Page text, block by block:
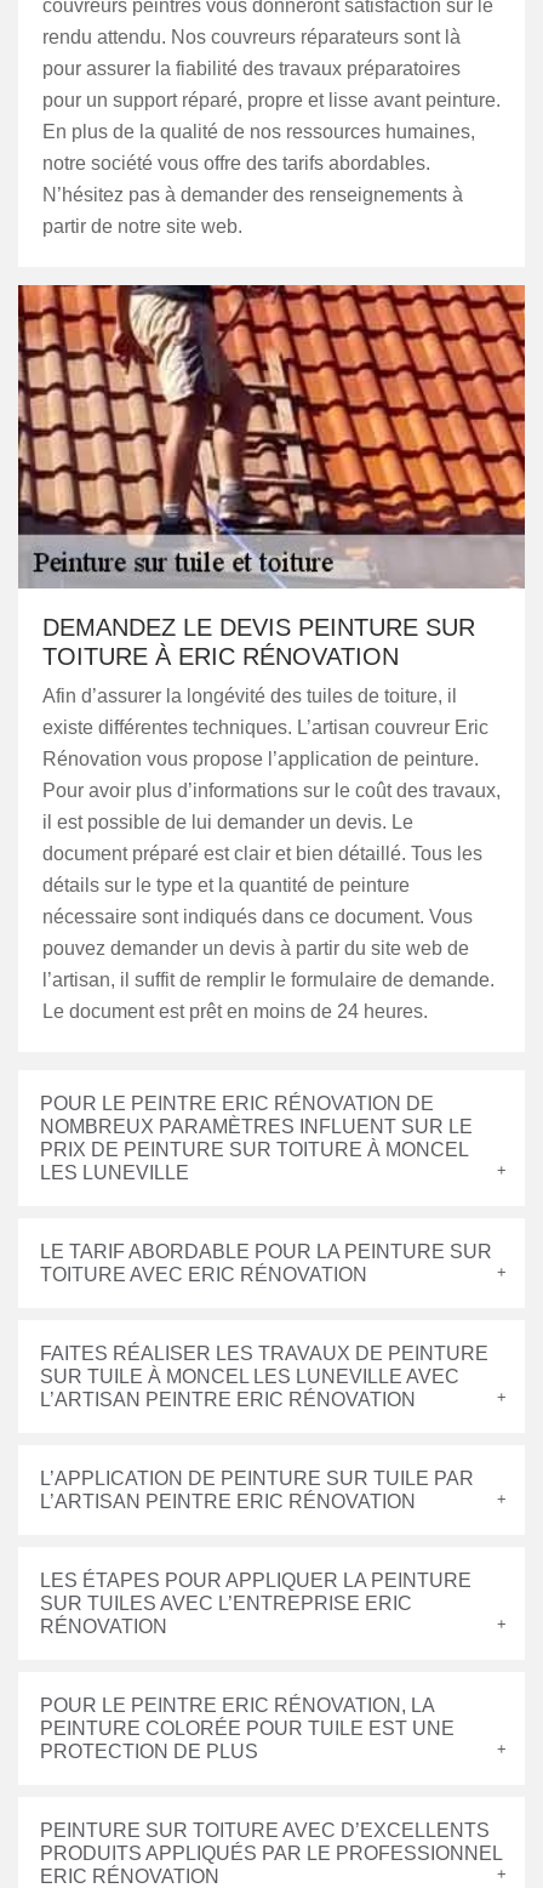
couvreurs peintres vous donneront satisfaction sur le
rendu attendu. Nos couvreurs réparateurs sont là
pour assurer la fiabilité des travaux préparatoires
pour un support réparé, propre et lisse avant peinture.
En plus de la qualité de nos ressources humaines,
notre société vous offre des tarifs abordables.
N’hésitez pas à demander des renseignements à
partir de notre site web.
DEMANDEZ LE DEVIS PEINTURE SUR
TOITURE À ERIC RÉNOVATION
Afin d’assurer la longévité des tuiles de toiture, il
existe différentes techniques. L’artisan couvreur Eric
Rénovation vous propose l’application de peinture.
Pour avoir plus d’informations sur le coût des travaux,
il est possible de lui demander un devis. Le
document préparé est clair et bien détaillé. Tous les
détails sur le type et la quantité de peinture
nécessaire sont indiqués dans ce document. Vous
pouvez demander un devis à partir du site web de
l’artisan, il suffit de remplir le formulaire de demande.
Le document est prêt en moins de 24 heures.
POUR LE PEINTRE ERIC RÉNOVATION DE
NOMBREUX PARAMÈTRES INFLUENT SUR LE
PRIX DE PEINTURE SUR TOITURE À MONCEL
LES LUNEVILLE
LE TARIF ABORDABLE POUR LA PEINTURE SUR
TOITURE AVEC ERIC RÉNOVATION
FAITES RÉALISER LES TRAVAUX DE PEINTURE
SUR TUILE À MONCEL LES LUNEVILLE AVEC
L’ARTISAN PEINTRE ERIC RÉNOVATION
L’APPLICATION DE PEINTURE SUR TUILE PAR
L’ARTISAN PEINTRE ERIC RÉNOVATION
LES ÉTAPES POUR APPLIQUER LA PEINTURE
SUR TUILES AVEC L’ENTREPRISE ERIC
RÉNOVATION
POUR LE PEINTRE ERIC RÉNOVATION, LA
PEINTURE COLORÉE POUR TUILE EST UNE
PROTECTION DE PLUS
PEINTURE SUR TOITURE AVEC D’EXCELLENTS
PRODUITS APPLIQUÉS PAR LE PROFESSIONNEL
ERIC RÉNOVATION